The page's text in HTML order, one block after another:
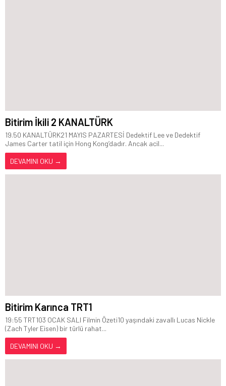
Bitirim İkili 2 KANALTÜRK
19.50 KANALTÜRK21 MAYIS PAZARTESİ Dedektif Lee ve Dedektif
James Carter tatil için Hong Kong’dadır. Ancak acil...
DEVAMINI OKU →
Bitirim Karınca TRT1
19:55 TRT103 OCAK SALI Filmin Özeti10 yaşındaki zavallı Lucas Nickle
(Zach Tyler Eisen) bir türlü rahat...
DEVAMINI OKU →